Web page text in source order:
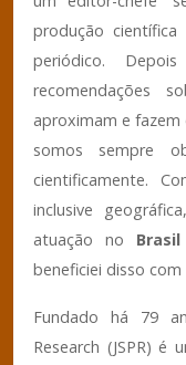
produção
periódico.
recomendações
aproximam e
somos sempre
cientificamente.
inclusive
atuação no Brasil
beneficiei disso com
Fundado há 79
Research (JSPR)